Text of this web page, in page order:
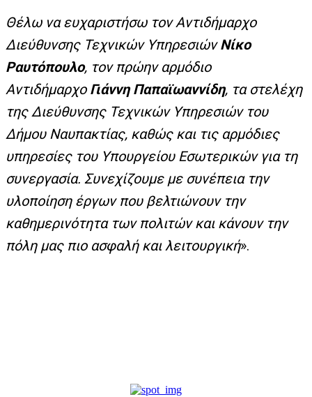
Θέλω να ευχαριστήσω τον Αντιδήμαρχο
Διεύθυνσης Τεχνικών ΥπηρεσιώνΝίκο
Ραυτόπουλο, τον πρώην αρμόδιο
Αντιδήμαρχο Γιάννη Παπαϊωαννίδη, τα στελέχη
της Διεύθυνσης Τεχνικών Υπηρεσιών του
Δήμου Ναυπακτίας, καθώς και τις αρμόδιες
υπηρεσίες του Υπουργείου Εσωτερικών για τη
συνεργασία. Συνεχίζουμε με συνέπεια την
υλοποίηση έργων που βελτιώνουν την
καθημερινότητα των πολιτών και κάνουν την
πόλη μας πιο ασφαλή και λειτουργική».